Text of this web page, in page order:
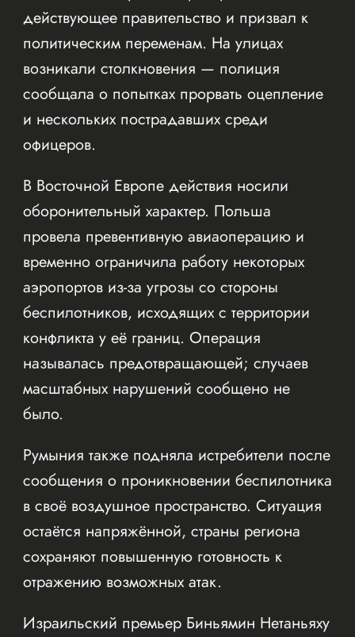
действующее правительство и призвал к
политическим переменам. На улицах
возникали столкновения — полиция
сообщала о попытках прорвать оцепление
и нескольких пострадавших среди
офицеров.
В Восточной Европе действия носили
оборонительный характер. Польша
провела превентивную авиаоперацию и
временно ограничила работу некоторых
аэропортов из-за угрозы со стороны
беспилотников, исходящих с территории
конфликта у её границ. Операция
называлась предотвращающей; случаев
масштабных нарушений сообщено не
было.
Румыния также подняла истребители после
сообщения о проникновении беспилотника
в своё воздушное пространство. Ситуация
остаётся напряжённой, страны региона
сохраняют повышенную готовность к
отражению возможных атак.
Израильский премьер Биньямин Нетаньяху